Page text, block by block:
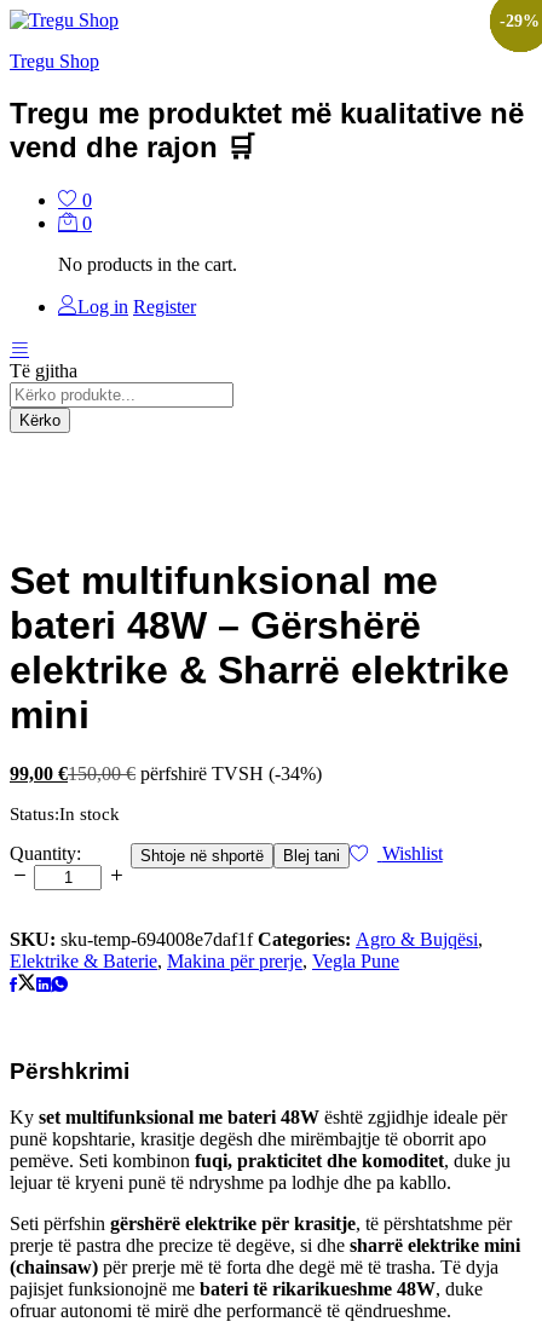
Tregu Shop
Tregu me produktet më kualitative në
vend dhe rajon 🛒
0
0
No products in the cart.
Log in Register
Të gjitha
Kërko
Set multifunksional me
bateri 48W – Gërshërë
elektrike & Sharrë elektrike
mini
99,00 €150,00€ përfshirë TVSH (-34%)
Status:In stock
Set
multifunksional
48W
–
Gërshërë
elektrike
quantity
Quantity: Shtoje në shportë Blej tani Wishlist
SKU: sku-temp-694008e7daf1fCategories: Agro & Bujqësi,
Elektrike & Baterie, Makina për prerje, Vegla Pune
Përshkrimi
Ky set multifunksional me bateri 48W është zgjidhje ideale për
punë kopshtarie, krasitje degësh dhe mirëmbajtje të oborrit apo
pemëve. Seti kombinon fuqi, prakticitet dhe komoditet, duke ju
lejuar të kryeni punë të ndryshme pa lodhje dhe pa kabllo.
Seti përfshin gërshërë elektrike për krasitje, të përshtatshme për
prerje të pastra dhe precize të degëve, si dhe sharrë elektrike mini
(chainsaw) për prerje më të forta dhe degë më të trasha. Të dyja
pajisjet funksionojnë me bateri të rikarikueshme 48W, duke
ofruar autonomi të mirë dhe performancë të qëndrueshme.
-35%
-24%
-35%
-14%
-78%
-29%